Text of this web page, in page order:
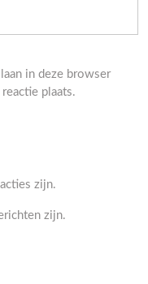
in deze browser
plaats.
zijn.
zijn.